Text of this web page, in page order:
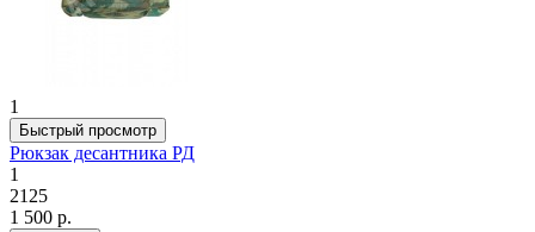
1
Быстрый просмотр
Рюкзак десантника РД
1
2125
1 500 р.